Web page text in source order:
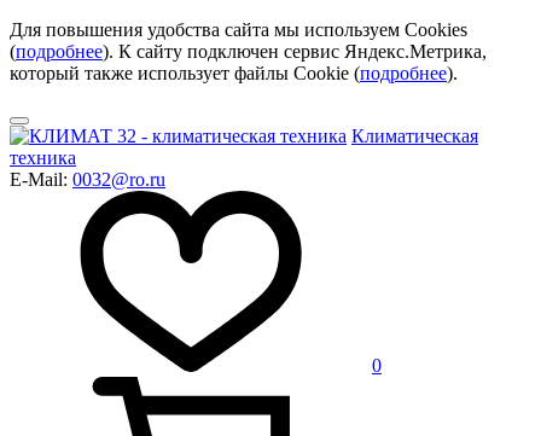
Для повышения удобства сайта мы используем Cookies
(подробнее). К сайту подключен сервис Яндекс.Метрика,
который также использует файлы Cookie (подробнее).
Климатическая
техника
E-Mail: 0032@ro.ru
0